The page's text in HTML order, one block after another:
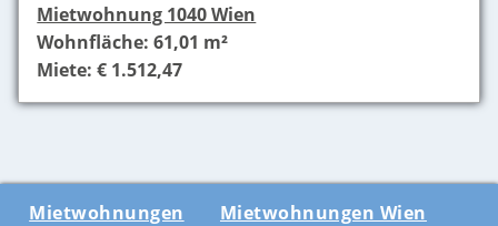
Mietwohnung 1040 Wien
Wohnfläche: 61,01 m²
Miete: € 1.512,47
Mietwohnungen
Mietwohnungen Wien